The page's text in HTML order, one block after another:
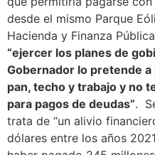
desde el mismo Parque
Hacienda y Finanza
“ejercer los planes de
Gobernador lo pretende
pan, techo y trabajo y no
para pagos de deudas”.
trata de “un alivio
dólares entre los años